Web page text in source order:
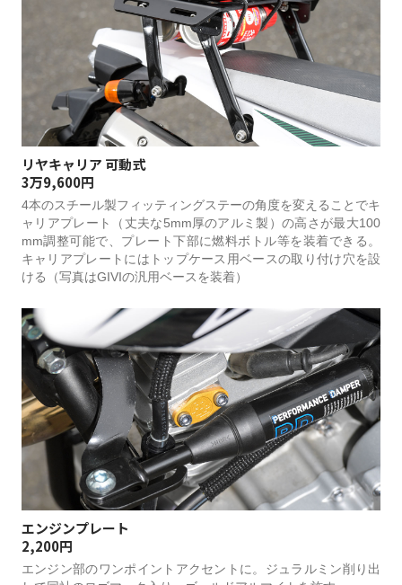
リヤキャリア 可動式
3万9,600円
4本のスチール製フィッティングステーの角度を変えることでキ
ャリアプレート（丈夫な5mm厚のアルミ製）の高さが最大100
mm調整可能で、プレート下部に燃料ボトル等を装着できる。
キャリアプレートにはトップケース用ベースの取り付け穴を設
ける（写真はGIVIの汎用ベースを装着）
エンジンプレート
2,200円
エンジン部のワンポイントアクセントに。ジュラルミン削り出